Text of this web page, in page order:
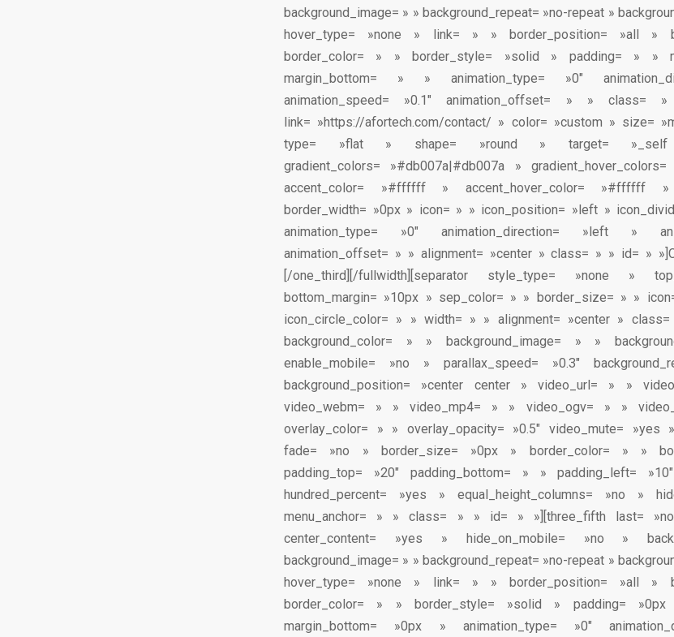
background_image= » » background_repeat= »no-repeat »
hover_type= »none » link= » » border_position= »all »
border_color= » » border_style= »solid » padding= » »
margin_bottom= » » animation_type= »0″
animation_speed= »0.1″ animation_offset= » »
link= »https://afortech.com/contact/ » color= »custom » size=
type= »flat » shape= »round » target=
gradient_colors= »#db007a|#db007a »
accent_color= »#ffffff » accent_hover_color= »#ffffff
border_width= »0px » icon= » » icon_position= »left »
animation_type= »0″ animation_direction= »left »
animation_offset= » » alignment= »center » class= » » id= »
[/one_third][/fullwidth][separator style_type= »none »
bottom_margin= »10px » sep_color= » » border_size= » »
icon_circle_color= » » width= » » alignment= »center »
background_color= » » background_image= » »
enable_mobile= »no » parallax_speed= »0.3″
background_position= »center center » video_url= » »
video_webm= » » video_mp4= » » video_ogv= » »
overlay_color= » » overlay_opacity= »0.5″ video_mute= »yes
fade= »no » border_size= »0px » border_color= » »
padding_top= »20″ padding_bottom= » » padding_left=
hundred_percent= »yes » equal_height_columns= »no »
menu_anchor= » » class= » » id= » »][three_fifth last=
center_content= »yes » hide_on_mobile= »no »
background_image= » » background_repeat= »no-repeat »
hover_type= »none » link= » » border_position= »all »
border_color= » » border_style= »solid » padding=
margin_bottom= »0px » animation_type= »0″